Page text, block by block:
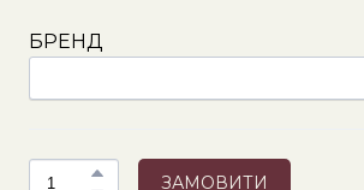
БРЕНД
ЗАМОВИТИ